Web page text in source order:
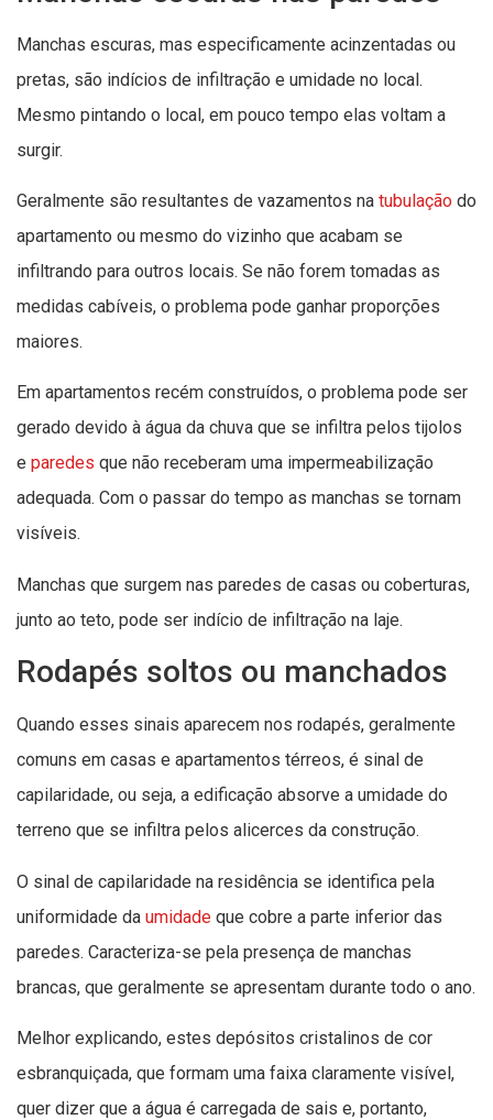
Manchas escuras, mas especificamente acinzentadas ou
pretas, são indícios de infiltração e umidade no local.
Mesmo pintando o local, em pouco tempo elas voltam a
surgir.
Geralmente são resultantes de vazamentos na tubulação do
apartamento ou mesmo do vizinho que acabam se
infiltrando para outros locais. Se não forem tomadas as
medidas cabíveis, o problema pode ganhar proporções
maiores.
Em apartamentos recém construídos, o problema pode ser
gerado devido à água da chuva que se infiltra pelos tijolos
e paredes que não receberam uma impermeabilização
adequada. Com o passar do tempo as manchas se tornam
visíveis.
Manchas que surgem nas paredes de casas ou coberturas,
junto ao teto, pode ser indício de infiltração na laje.
Rodapés soltos ou manchados
Quando esses sinais aparecem nos rodapés, geralmente
comuns em casas e apartamentos térreos, é sinal de
capilaridade, ou seja, a edificação absorve a umidade do
terreno que se infiltra pelos alicerces da construção.
O sinal de capilaridade na residência se identifica pela
uniformidade da umidade que cobre a parte inferior das
paredes. Caracteriza-se pela presença de manchas
brancas, que geralmente se apresentam durante todo o ano.
Melhor explicando, estes depósitos cristalinos de cor
esbranquiçada, que formam uma faixa claramente visível,
quer dizer que a água é carregada de sais e, portanto,